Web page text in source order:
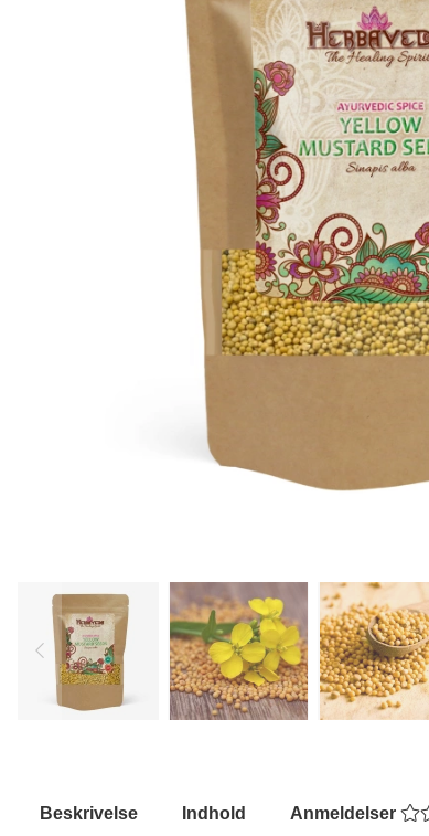
Beskrivelse Indhold Anmeldelser